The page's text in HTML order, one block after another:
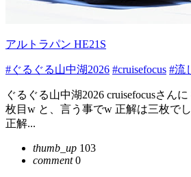
アルトラパン HE21S
#ぐるぐる山中湖2026 #cruisefocus #流
ぐるぐる山中湖⁡2026 ⁡cruisefocusさん
枚目w⁡ ⁡と、言う事でw⁡ 正解は三枚で
正解...
thumb_up 103
comment0